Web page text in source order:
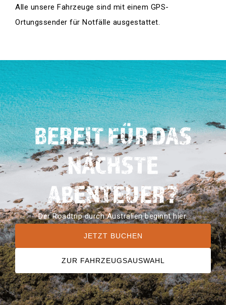
Alle unsere Fahrzeuge sind mit einem GPS-
Ortungssender für Notfälle ausgestattet.
BEREIT FÜR DAS
NÄCHSTE
ABENTEUER?
Der Roadtrip durch Australien beginnt hier.
JETZT BUCHEN
ZUR FAHRZEUGSAUSWAHL